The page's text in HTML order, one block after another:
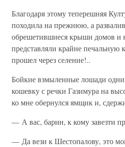
Благодаря этому теперешняя
походила на прежнюю, а
обрешетившиеся крыши домов и
представляли крайне
прошел через селение!..
Бойкие взмыленные лошади
кошевку с речки Газимура на
ко мне обернулся ямщик и,
— А вас, барин, к кому завезти
— Да вези к Шестопалову, это